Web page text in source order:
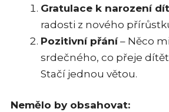
Gratulace k narození
radosti z nového
Pozitivní přání– Něco
srdečného, co přeje
Stačí jednou větou.
Nemělo by obsahovat: